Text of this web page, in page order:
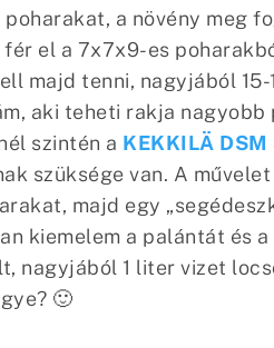
a növény meg
el a 7x7x9-es
majd tenni, nagyjából
aki teheti rakja
szintén a KEKKILÄ DSM
szüksége van. A
majd egy
kiemelem a palántát és
nagyjából 1 liter vizet
🙂